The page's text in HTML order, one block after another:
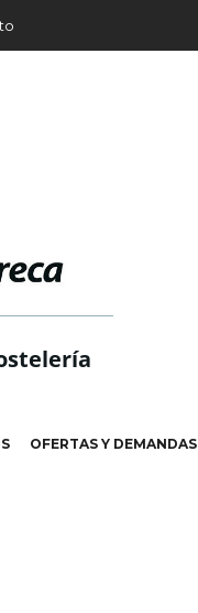
OFERTAS Y DEMANDAS